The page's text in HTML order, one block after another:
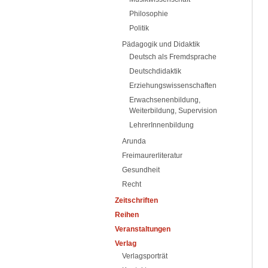
Philosophie
Politik
Pädagogik und Didaktik
Deutsch als Fremdsprache
Deutschdidaktik
Erziehungswissenschaften
Erwachsenenbildung,
Weiterbildung, Supervision
LehrerInnenbildung
Arunda
Freimaurerliteratur
Gesundheit
Recht
Zeitschriften
Reihen
Veranstaltungen
Verlag
Verlagsporträt